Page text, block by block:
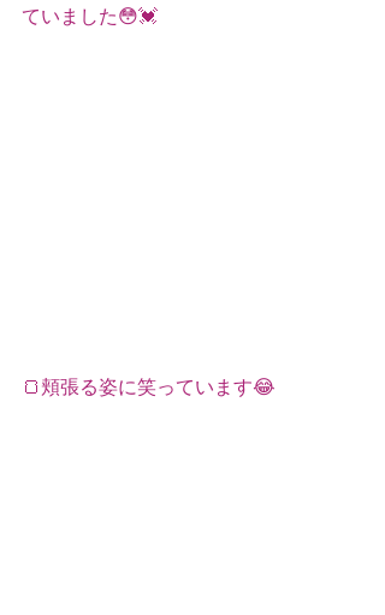
ていました😳💓
🍞頬張る姿に笑っています😂